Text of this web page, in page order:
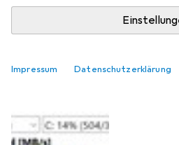
Impressum Datenschutzerklärung
total. Im
mehr
ProSehr Schnell
Contra